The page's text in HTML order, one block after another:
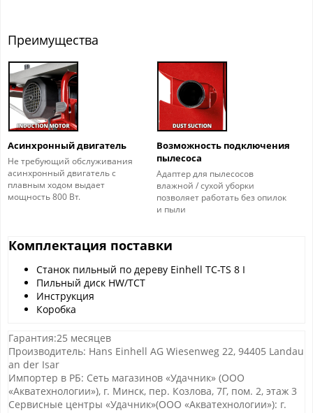
Преимущества
Асинхронный двигатель
Не требующий обслуживания
асинхронный двигатель с
плавным ходом выдает
мощность 800 Вт.
Возможность подключения
пылесоса
Адаптер для пылесосов
влажной / сухой уборки
позволяет работать без опилок
и пыли
Комплектация поставки
Станок пильный по дереву Einhell TC-TS 8 I
Пильный диск HW/TCT
Инструкция
Коробка
Гарантия:25 месяцев
Производитель: Hans Einhell AG Wiesenweg 22, 94405 Landau
an der Isar
Импортер в РБ: Сеть магазинов «Удачник» (ООО
«Акватехнологии»), г. Минск, пер. Козлова, 7Г, пом. 2, этаж 3
Сервисные центры «Удачник»(ООО «Акватехнологии»): г.